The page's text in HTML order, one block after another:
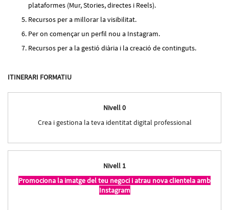
plataformes (Mur, Stories, directes i Reels).
Recursos per a millorar la visibilitat.
Per on començar un perfil nou a Instagram.
Recursos per a la gestió diària i la creació de continguts.
ITINERARI FORMATIU
Nivell 0
Crea i gestiona la teva identitat digital professional
Nivell 1
Promociona la imatge del teu negoci i atrau nova clientela amb
Instagram